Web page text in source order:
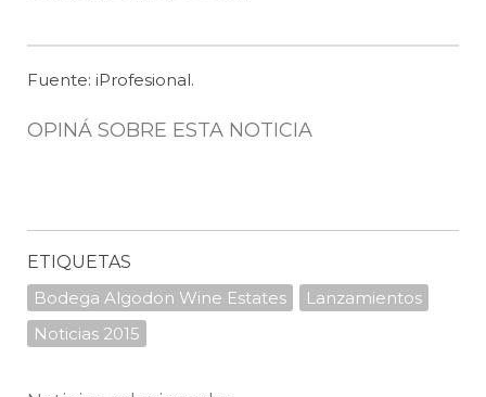
Fuente: iProfesional.
OPINÁ SOBRE ESTA NOTICIA
ETIQUETAS
Bodega Algodon Wine Estates
Lanzamientos
Noticias 2015